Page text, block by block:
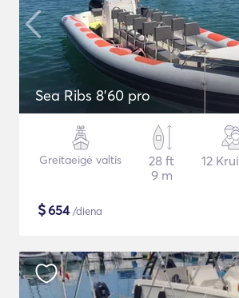
Sea Ribs 8'60 pro
Greitaeigė valtis
28 ft
9 m
12
$654/diena